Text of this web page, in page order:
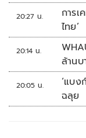
20:27 น.
การเ
ไทย’
20:14 น.
ล้านบ
20:05 น.
‘แบ
ฉลุย